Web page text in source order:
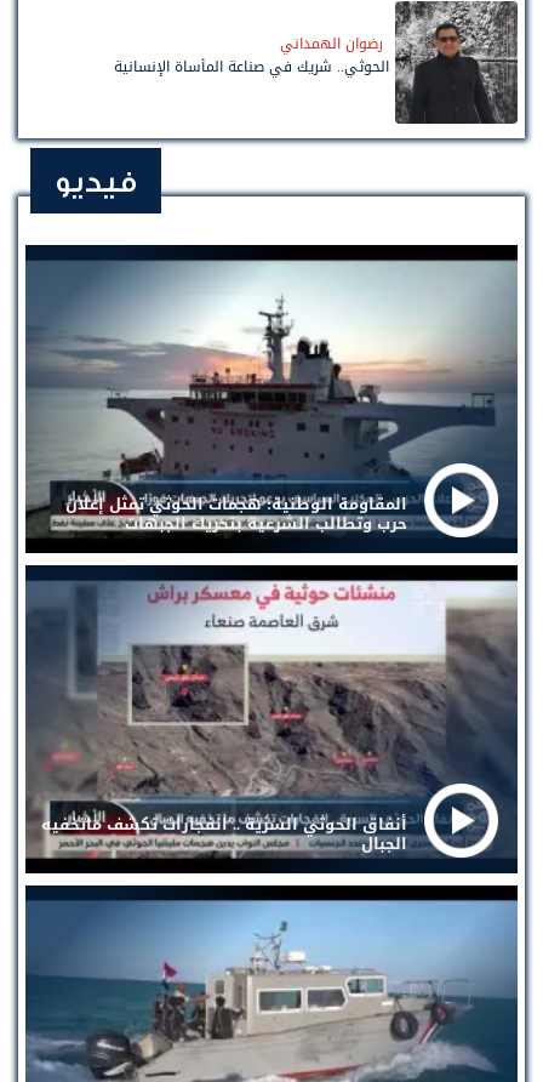
رضوان الهمداني
الحوثي.. شريك في صناعة المأساة الإنسانية
فيديو
المقاومة الوطنية: هجمات الحوثي تمثل إعلان
حرب وتطالب الشرعية بتحريك الجبهات
أنفاق الحوثي السرية .. انفجارات تكشف ماتخفيه
الجبال